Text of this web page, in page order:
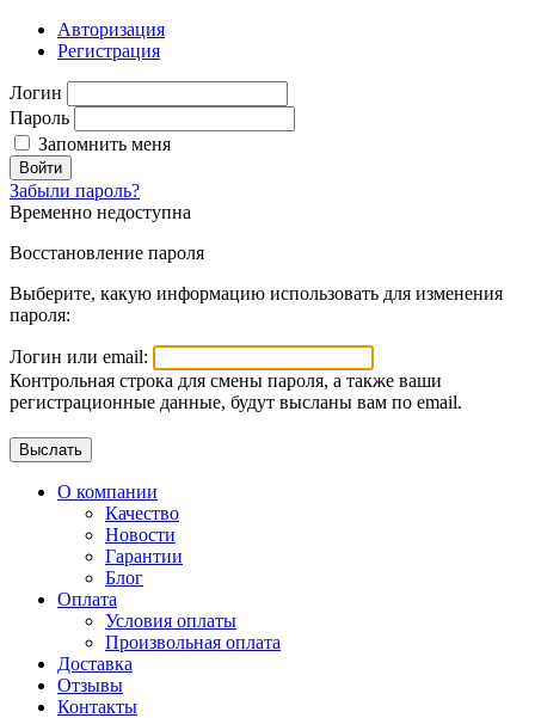
Авторизация
Регистрация
Логин
Пароль
Запомнить меня
Войти
Забыли пароль?
Временно недоступна
Восстановление пароля
Выберите, какую информацию использовать для изменения
пароля:
Логин или email:
Контрольная строка для смены пароля, а также ваши
регистрационные данные, будут высланы вам по email.
О компании
Качество
Новости
Гарантии
Блог
Оплата
Условия оплаты
Произвольная оплата
Доставка
Отзывы
Контакты